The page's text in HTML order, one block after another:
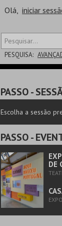
Olá, iniciar
PESQUISA:
PASSO-
Escolha a sessão
PASSO-
DE